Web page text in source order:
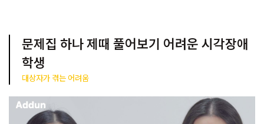
문제집 하나 제때 풀어보기 어려운 시각장애
학생
대상자가 겪는 어려움